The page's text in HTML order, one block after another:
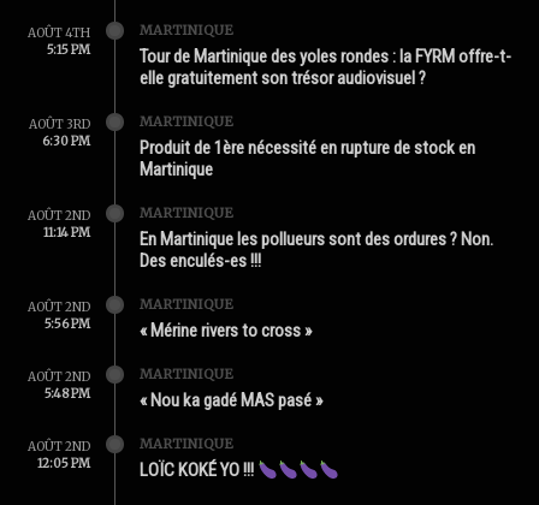
AOÛT 4TH
5:15 PM
MARTINIQUE
Tour de Martinique des yoles rondes : la FYRM offre-t-
elle gratuitement son trésor audiovisuel ?
AOÛT 3RD
6:30 PM
MARTINIQUE
Produit de 1ère nécessité en rupture de stock en
Martinique
AOÛT 2ND
11:14 PM
MARTINIQUE
En Martinique les pollueurs sont des ordures ? Non.
Des enculés-es !!!
AOÛT 2ND
5:56 PM
MARTINIQUE
« Mérine rivers to cross »
AOÛT 2ND
5:48 PM
MARTINIQUE
« Nou ka gadé MAS pasé »
AOÛT 2ND
12:05 PM
MARTINIQUE
LOÏC KOKÉ YO !!!